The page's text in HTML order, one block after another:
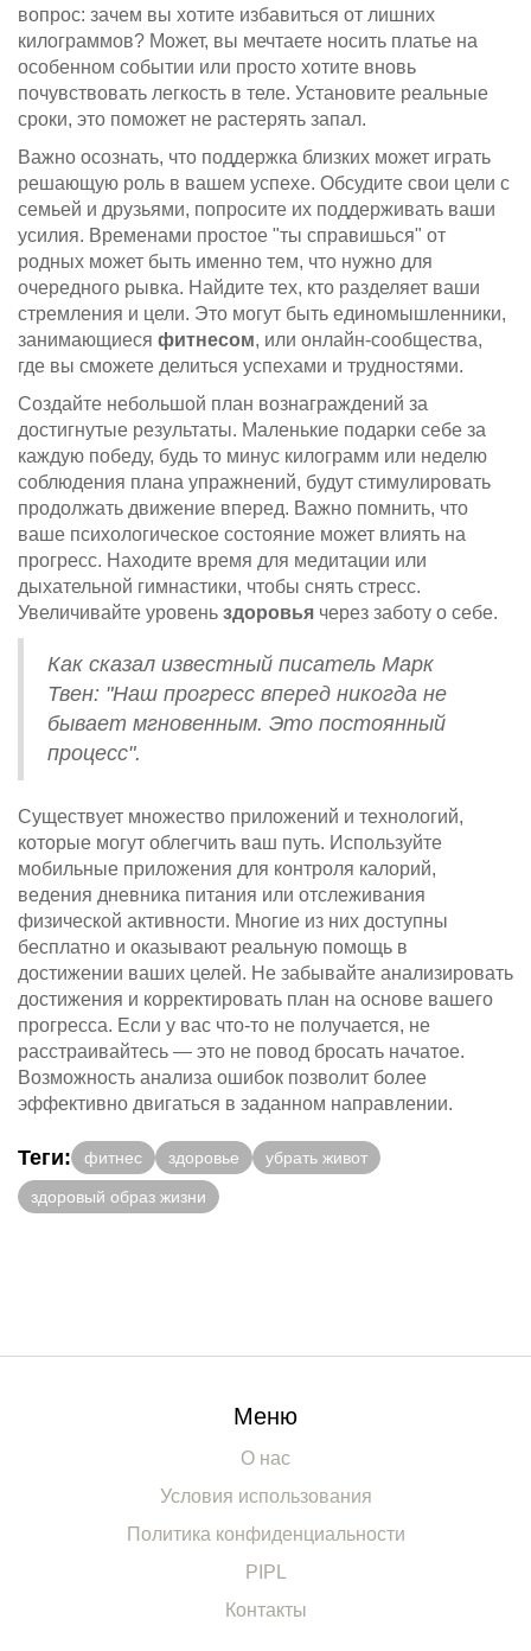
вопрос: зачем вы хотите избавиться от лишних
килограммов? Может, вы мечтаете носить платье на
особенном событии или просто хотите вновь
почувствовать легкость в теле. Установите реальные
сроки, это поможет не растерять запал.
Важно осознать, что поддержка близких может играть
решающую роль в вашем успехе. Обсудите свои цели с
семьей и друзьями, попросите их поддерживать ваши
усилия. Временами простое "ты справишься" от
родных может быть именно тем, что нужно для
очередного рывка. Найдите тех, кто разделяет ваши
стремления и цели. Это могут быть единомышленники,
занимающиеся фитнесом, или онлайн-сообщества,
где вы сможете делиться успехами и трудностями.
Создайте небольшой план вознаграждений за
достигнутые результаты. Маленькие подарки себе за
каждую победу, будь то минус килограмм или неделю
соблюдения плана упражнений, будут стимулировать
продолжать движение вперед. Важно помнить, что
ваше психологическое состояние может влиять на
прогресс. Находите время для медитации или
дыхательной гимнастики, чтобы снять стресс.
Увеличивайте уровень здоровья через заботу о себе.
Как сказал известный писатель Марк
Твен: "Наш прогресс вперед никогда не
бывает мгновенным. Это постоянный
процесс".
Существует множество приложений и технологий,
которые могут облегчить ваш путь. Используйте
мобильные приложения для контроля калорий,
ведения дневника питания или отслеживания
физической активности. Многие из них доступны
бесплатно и оказывают реальную помощь в
достижении ваших целей. Не забывайте анализировать
достижения и корректировать план на основе вашего
прогресса. Если у вас что-то не получается, не
расстраивайтесь — это не повод бросать начатое.
Возможность анализа ошибок позволит более
эффективно двигаться в заданном направлении.
Теги: фитнес здоровье убрать живот
здоровый образ жизни
Меню
О нас
Условия использования
Политика конфиденциальности
PIPL
Контакты